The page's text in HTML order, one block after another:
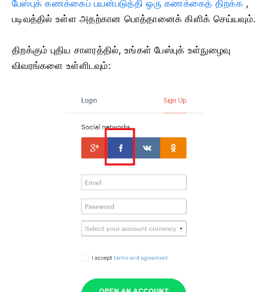
பேஸ்புக் கணக்கைப் பயன்படுத்தி ஒரு கணக்கைத் திறக்க,
படிவத்தில் உள்ள அதற்கான பொத்தானைக் கிளிக் செய்யவும்.
திறக்கும் புதிய சாளரத்தில், உங்கள் பேஸ்புக் உள்நுழைவு
விவரங்களை உள்ளிடவும்: